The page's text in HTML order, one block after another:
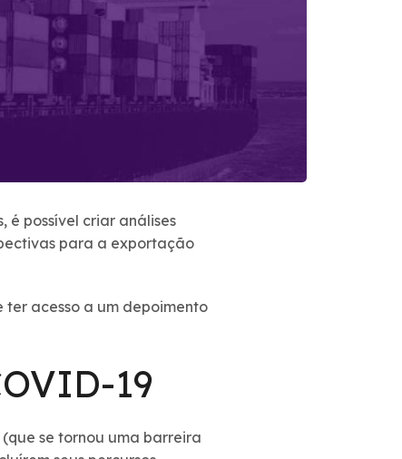
é possível criar análises
para a exportação
ter acesso a um depoimento
19
se tornou uma barreira